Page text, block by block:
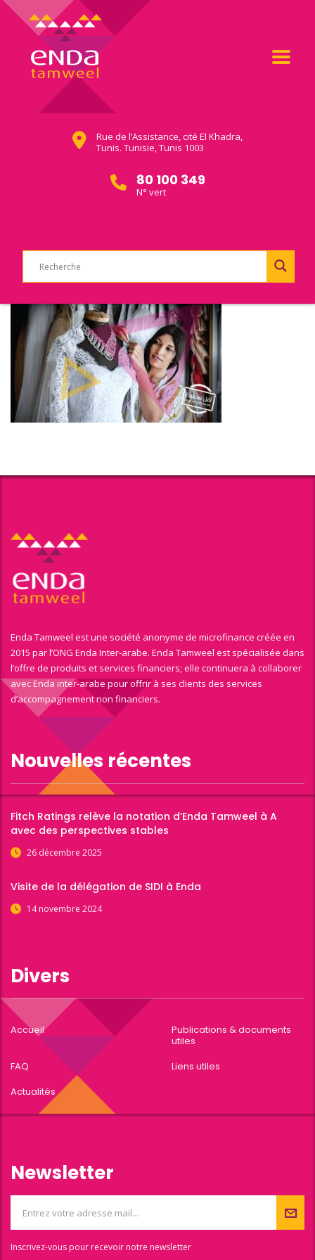
Rue de l’Assistance, cité El Khadra,
Tunis. Tunisie, Tunis 1003
80 100 349
N° vert
Enda Tamweel est une société anonyme de microfinance créée en
2015 par l’ONG Enda Inter-arabe. Enda Tamweel est spécialisée dans
l’offre de produits et services financiers; elle continuera à collaborer
avec Enda inter-arabe pour offrir à ses clients des services
d’accompagnement non financiers.
Nouvelles récentes
Fitch Ratings relève la notation d’Enda Tamweel à A
avec des perspectives stables
26 décembre 2025
Visite de la délégation de SIDI à Enda
14 novembre 2024
Divers
Accueil
Publications & documents
utiles
FAQ
Liens utiles
Actualités
Newsletter
Inscrivez-vous pour recevoir notre newsletter